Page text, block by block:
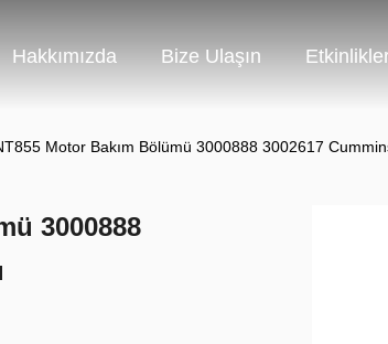
Hakkımızda Bize Ulaşın
NT855 Motor Bakım Bölümü 3000888 3002617
3000888